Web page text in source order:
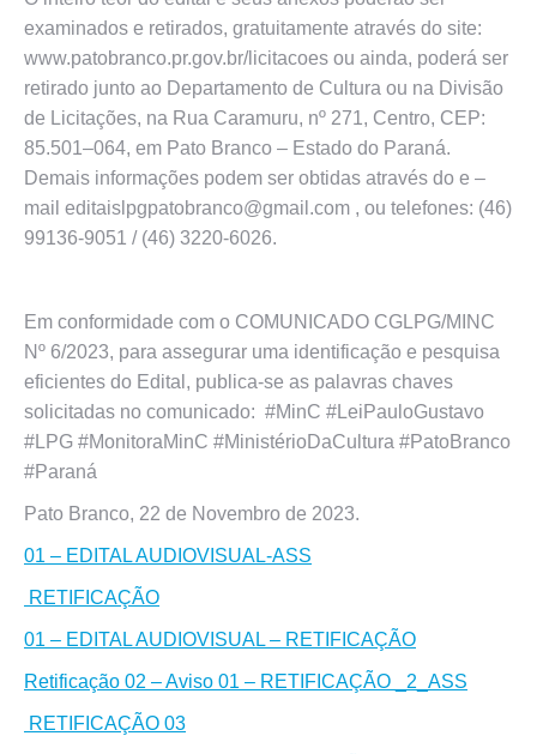
examinados e retirados, gratuitamente através do site:
www.patobranco.pr.gov.br/licitacoes ou ainda, poderá ser
retirado junto ao Departamento de Cultura ou na Divisão
de Licitações, na Rua Caramuru, nº 271, Centro, CEP:
85.501–064, em Pato Branco – Estado do Paraná.
Demais informações podem ser obtidas através do e –
mail editaislpgpatobranco@gmail.com , ou telefones: (46)
99136-9051 / (46) 3220-6026.
Em conformidade com o COMUNICADO CGLPG/MINC
Nº 6/2023, para assegurar uma identificação e pesquisa
eficientes do Edital, publica-se as palavras chaves
solicitadas no comunicado: #MinC #LeiPauloGustavo
#LPG #MonitoraMinC #MinistérioDaCultura #PatoBranco
#Paraná
Pato Branco, 22 de Novembro de 2023.
01 – EDITAL AUDIOVISUAL-ASS
RETIFICAÇÃO
01 – EDITAL AUDIOVISUAL – RETIFICAÇÃO
Retificação 02 – Aviso 01 – RETIFICAÇÃO _2_ASS
RETIFICAÇÃO 03